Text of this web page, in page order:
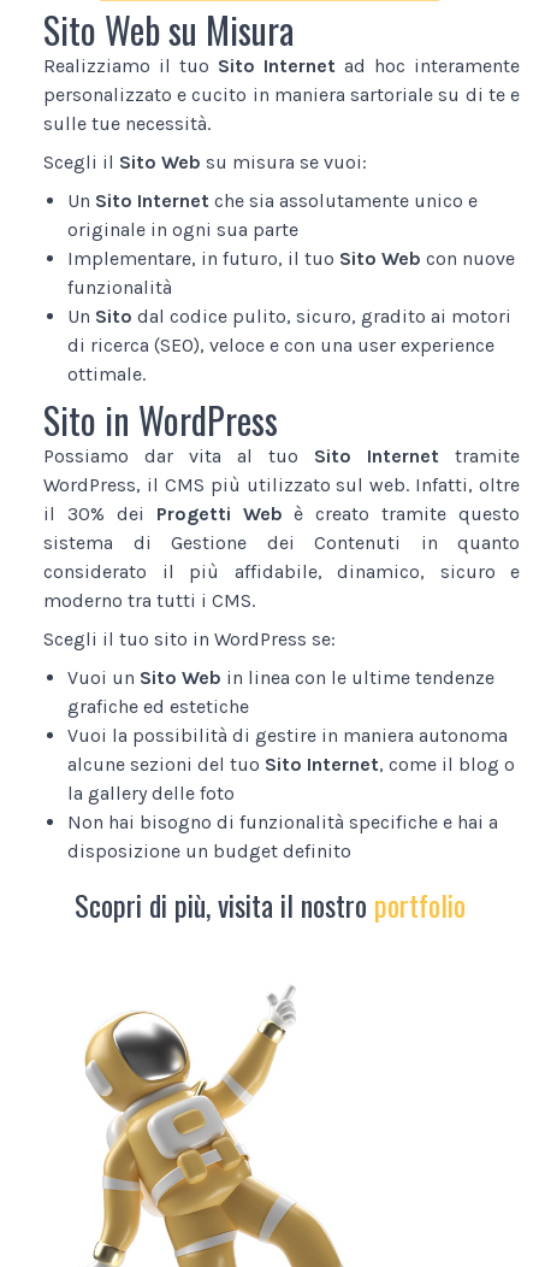
Sito Web su Misura
Realizziamo il tuo Sito Internet ad hoc interamente
personalizzato e cucito in maniera sartoriale su di te e
sulle tue necessità.
Scegli il Sito Web su misura se vuoi:
Un Sito Internet che sia assolutamente unico e
originale in ogni sua parte
Implementare, in futuro, il tuo Sito Web con nuove
funzionalità
Un Sito dal codice pulito, sicuro, gradito ai motori
di ricerca (SEO), veloce e con una user experience
ottimale.
Sito in WordPress
Possiamo dar vita al tuo Sito Internet tramite
WordPress, il CMS più utilizzato sul web. Infatti, oltre
il 30% dei Progetti Web è creato tramite questo
sistema di Gestione dei Contenuti in quanto
considerato il più affidabile, dinamico, sicuro e
moderno tra tutti i CMS.
Scegli il tuo sito in WordPress se:
Vuoi un Sito Web in linea con le ultime tendenze
grafiche ed estetiche
Vuoi la possibilità di gestire in maniera autonoma
alcune sezioni del tuo Sito Internet, come il blog o
la gallery delle foto
Non hai bisogno di funzionalità specifiche e hai a
disposizione un budget definito
Scopri di più, visita il nostro portfolio